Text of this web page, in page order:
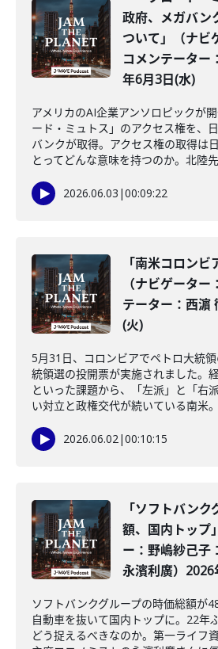
政府、メガバン
ついて」（ナビ
コメンテーター
年6月3日(水)
アメリカのAI企業アンソロピックが
ード・ミュトス」のアクセス権を、
バンクが取得。アクセス権の取得は
とってどんな意味を持つのか。北陸
2026.06.03 |00:09:22
「南米コロンビ
（ナビゲータ
テーター：西濵
(火)
5月31日、コロンビアでペトロ大統
統領選の投開票が実施されました。
といった課題から、「左派」と「右
い対立と政権交代が続いている南米
2026.06.02|00:10:15
「ソフトバン
額、国内トップ
ー：野嶋紗己子
永濱利廣）
ソフトバンクグループの時価総額が
自動車を抜いて国内トップに。22年
どう捉えるべきなのか。第一ライフ